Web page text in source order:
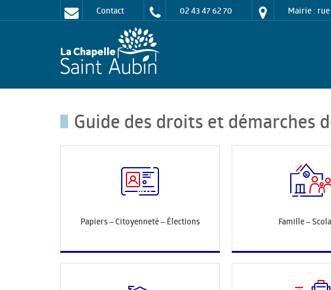
Contact 02 43 47 62 70 Mairie : rue
Guide des droits et démarches
Papiers – Citoyenneté – Élections Famille –